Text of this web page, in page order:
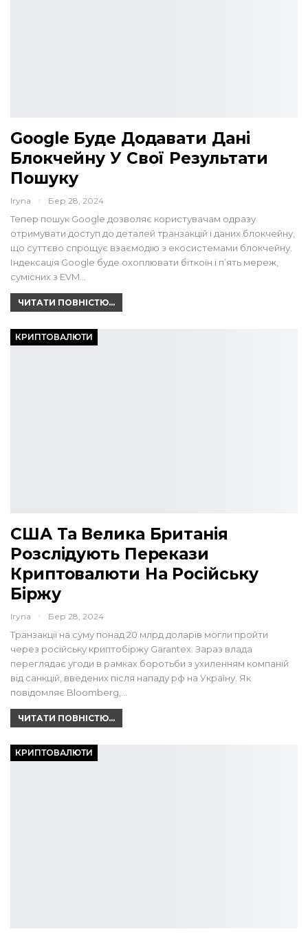
Google Буде Додавати Дані
Блокчейну У Свої Результати
Пошуку
Iryna Бер 28, 2024
Тепер пошук Google дозволяє користувачам одразу
отримувати доступ до деталей транзакцій і даних блокчейну,
що суттєво спрощує взаємодію з екосистемами блокчейну.
Індексація Google буде охоплювати біткоїн і п’ять мереж,
сумісних з EVM…
ЧИТАТИ ПОВНІСТЮ...
КРИПТОВАЛЮТИ
США Та Велика Британія
Розслідують Перекази
Криптовалюти На Російську
Біржу
Iryna Бер 28, 2024
Транзакції на суму понад 20 млрд доларів могли пройти
через російську криптобіржу Garantex. Зараз влада
переглядає угоди в рамках боротьби з ухиленням компаній
від санкцій, введених після нападу рф на Україну. Як
повідомляє Bloomberg,…
ЧИТАТИ ПОВНІСТЮ...
КРИПТОВАЛЮТИ